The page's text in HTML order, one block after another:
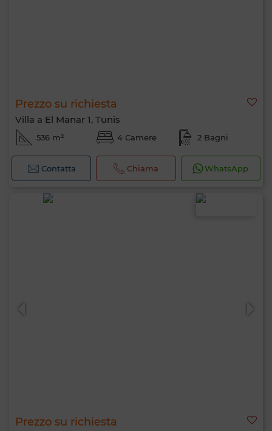
Prezzo su richiesta
Villa a El Manar 1, Tunis
536 m² 4 Camere 2 Bagni
Contatta Chiama WhatsApp
Prezzo su richiesta